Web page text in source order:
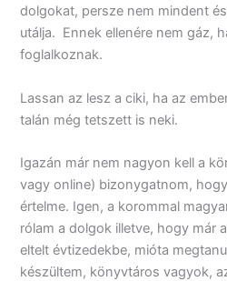
dolgokat, persze nem mindent
utálja. Ennek ellenére nem gáz,
foglalkoznak.
Lassan az lesz a ciki, ha az
talán még tetszett is neki.
Igazán már nem nagyon kell a
vagy online) bizonygatnom,
értelme. Igen, a korommal
rólam a dolgok illetve, hogy már
eltelt évtizedekbe, mióta
készültem, könyvtáros vagyok,